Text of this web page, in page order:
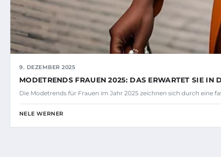
9. DEZEMBER 2025
MODETRENDS FRAUEN 2025: DAS ERWARTET SIE IN
Die Modetrends für Frauen im Jahr 2025 zeichnen sich durch eine
NELE WERNER